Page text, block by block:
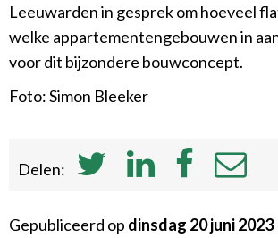
Leeuwarden in gesprek om hoeveel
welke appartementengebouwen in
voor dit bijzondere bouwconcept.
Foto: Simon Bleeker
Delen:
Gepubliceerd op dinsdag 20 juni 2023